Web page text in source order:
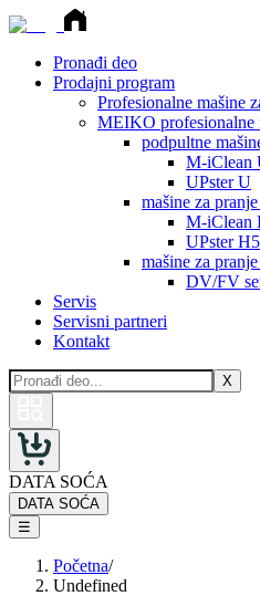
Pronađi deo
Prodajni program
Profesionalne mašine
MEIKO profesionalne
podpultne
M-iClean
UPster U
mašine za
M-iClean
UPster
mašine za
DV/FV
Servis
Servisni partneri
Kontakt
X
DATA SOĆA
DATA SOĆA
☰
Početna/
Undefined